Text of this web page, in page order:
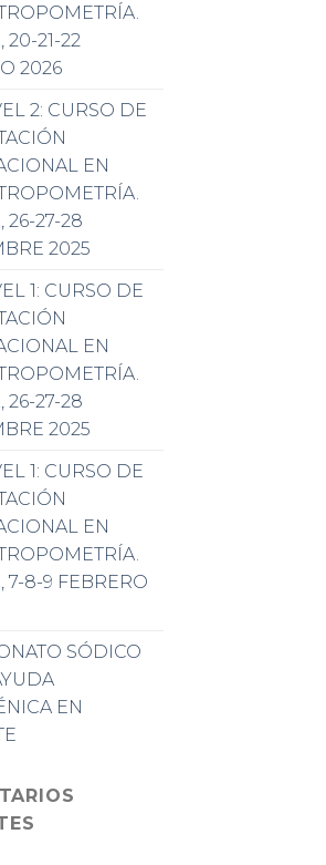
20-21-22
2026
2: CURSO DE
EN
26-27-28
2025
1: CURSO DE
EN
26-27-28
2025
1: CURSO DE
EN
7-8-9 FEBRERO
SÓDICO
EN